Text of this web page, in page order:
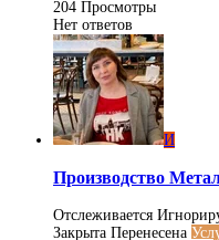
204 Просмотры
Нет ответов
И
Производство
Отслеживается
Закрыта Перенесена